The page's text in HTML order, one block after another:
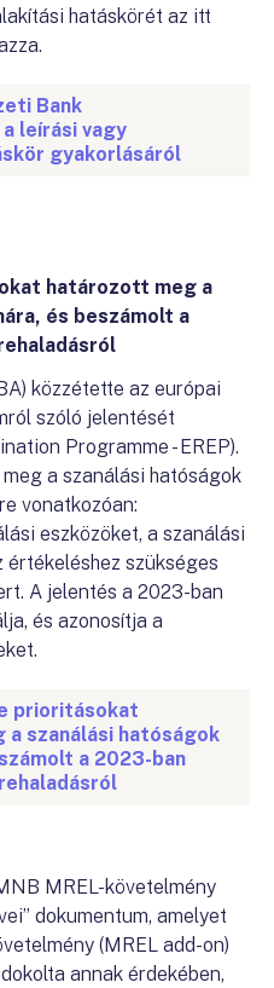
hatáskörét az itt
Bank
leírási vagy
gyakorlásáról
határozott meg a
és beszámolt a
közzétette az európai
szóló jelentését
Programme - EREP).
a szanálási hatóságok
vonatkozóan:
eszközöket, a szanálási
szükséges
A jelentés a 2023-ban
és azonosítja a
prioritásokat
a szanálási hatóságok
a 2023-ban
MREL-követelmény
dokumentum, amelyet
(MREL add-on)
annak érdekében,